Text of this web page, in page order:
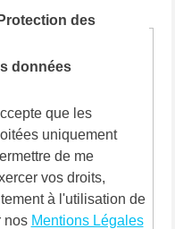
des
données
que les
uniquement
de me
vos droits,
à l'utilisation de
nos Mentions Légales